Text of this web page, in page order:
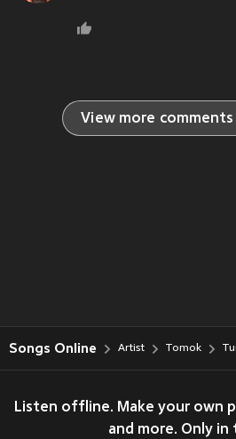
View more comments
Songs Online Artist Tomok
Listen offline. Make your own
and more. Only in